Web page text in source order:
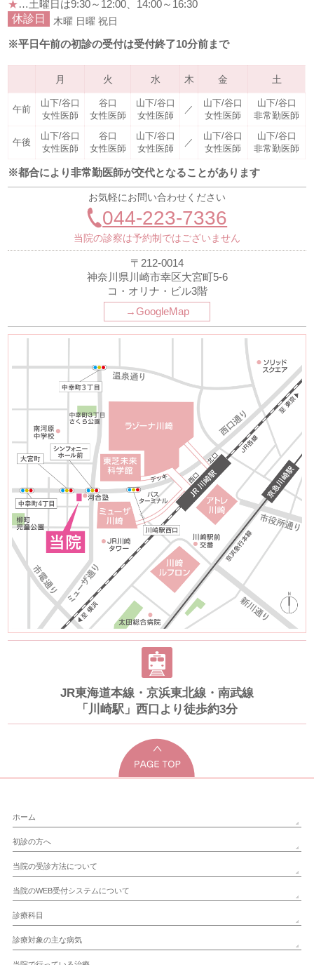
★…土曜日は9:30～12:00、14:00～16:30
休診日
木曜 日曜 祝日
※平日午前の初診の受付は受付終了10分前まで
月 火 水 木 金 土
午前
山下/谷口
女性医師
谷口
女性医師
山下/谷口
女性医師
／
山下/谷口
女性医師
山下/谷口
非常勤医師
午後
山下/谷口
女性医師
谷口
女性医師
山下/谷口
女性医師
／
山下/谷口
女性医師
山下/谷口
非常勤医師
※都合により非常勤医師が交代となることがあります
お気軽にお問い合わせください
044-223-7336
当院の診察は予約制ではございません
〒212-0014
神奈川県川崎市幸区大宮町5-6
コ・オリナ・ビル3階
→GoogleMap
JR東海道本線・京浜東北線・南武線
「川崎駅」西口より徒歩約3分
ホーム
初診の方へ
当院の受診方法について
当院のWEB受付システムについて
診療科目
診療対象の主な病気